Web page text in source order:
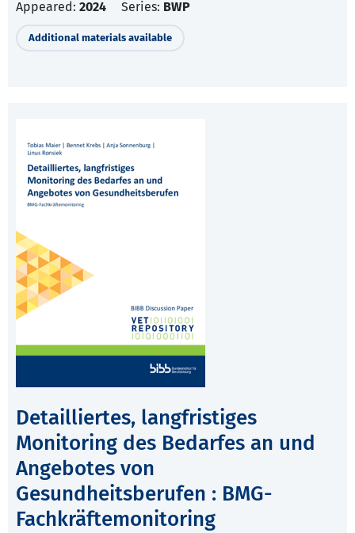
Appeared: 2024 Series: BWP
Additional materials available
Detailliertes, langfristiges
Monitoring des Bedarfes an und
Angebotes von
Gesundheitsberufen : BMG-
Fachkräftemonitoring